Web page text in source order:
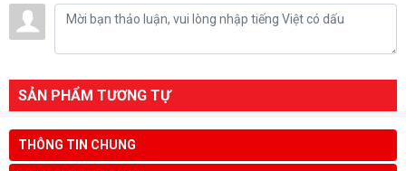
SẢN PHẨM TƯƠNG TỰ
THÔNG TIN CHUNG